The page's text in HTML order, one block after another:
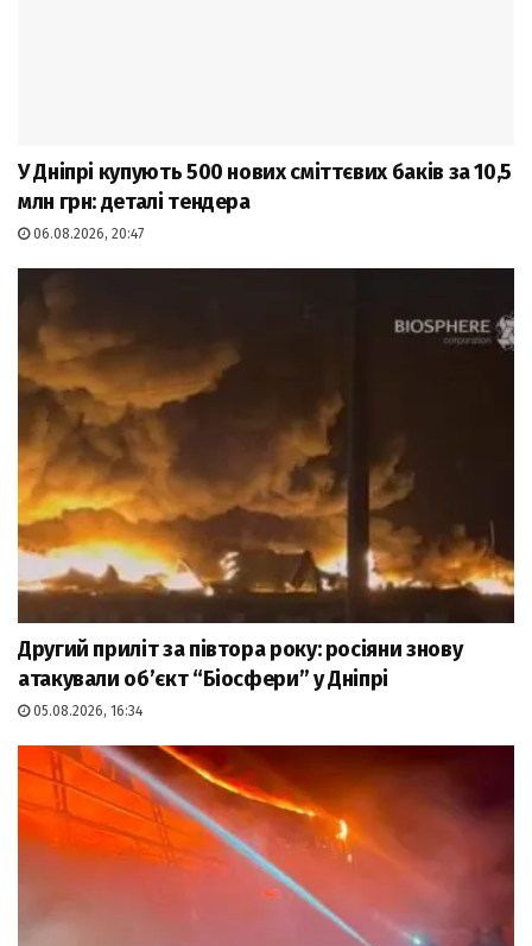
У Дніпрі купують 500 нових сміттєвих баків за 10,5
млн грн: деталі тендера
06.08.2026, 20:47
Другий приліт за півтора року: росіяни знову
атакували об’єкт “Біосфери” у Дніпрі
05.08.2026, 16:34